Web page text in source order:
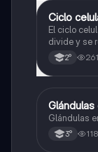
Biología
Ciclo
El ciclo
divide y se
eventos
genético y
2° 261
Biología
Glándulas
3° 118